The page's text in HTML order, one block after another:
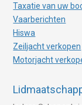
Taxatie van uw
Vaarberichten
Hiswa
Zeiljacht verkopen
Motorjacht